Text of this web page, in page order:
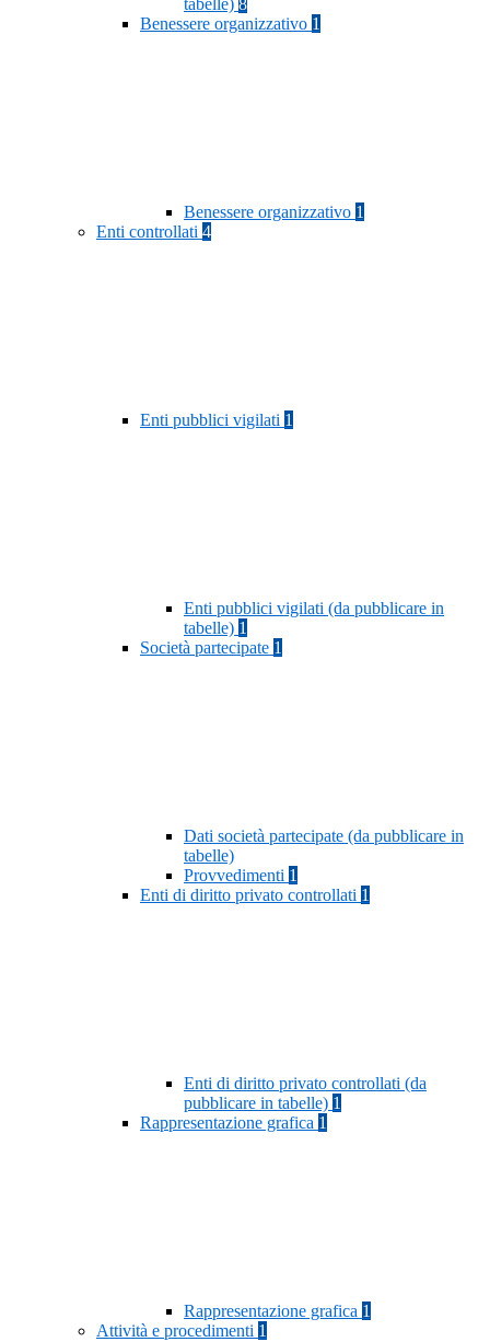
tabelle) 8
Benessere organizzativo 1
Benessere organizzativo 1
Enti controllati 4
Enti pubblici vigilati 1
Enti pubblici vigilati (da pubblicare in
tabelle) 1
Società partecipate 1
Dati società partecipate (da pubblicare in
tabelle)
Provvedimenti 1
Enti di diritto privato controllati 1
Enti di diritto privato controllati (da
pubblicare in tabelle) 1
Rappresentazione grafica 1
Rappresentazione grafica 1
Attività e procedimenti 1